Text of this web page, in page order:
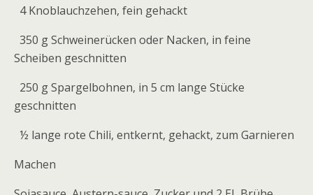
4 Knoblauchzehen, fein gehackt
350 g Schweinerücken oder Nacken, in feine
Scheiben geschnitten
250 g Spargelbohnen, in 5 cm lange Stücke
geschnitten
½ lange rote Chili, entkernt, gehackt, zum Garnieren
Machen